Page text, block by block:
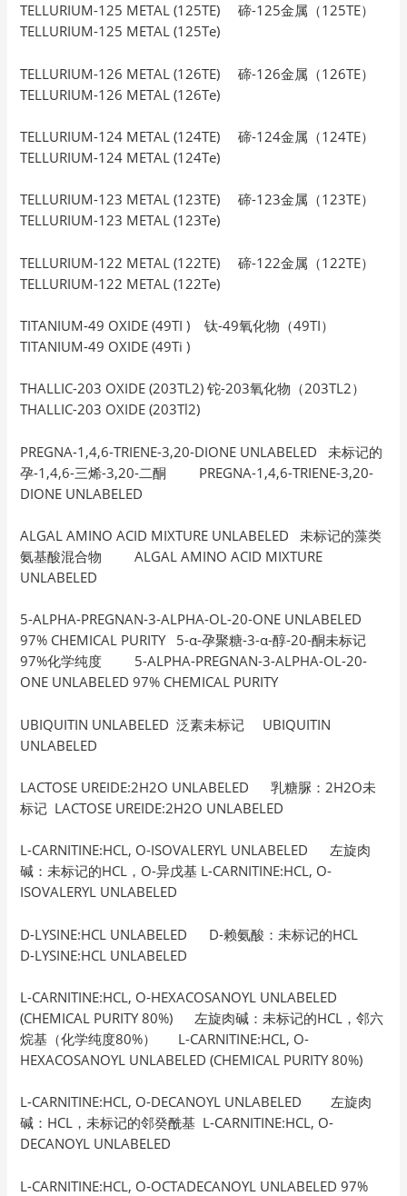
TELLURIUM-125 METAL (125TE) 碲-125金属（125TE）
TELLURIUM-125 METAL (125Te)
TELLURIUM-126 METAL (126TE) 碲-126金属（126TE）
TELLURIUM-126 METAL (126Te)
TELLURIUM-124 METAL (124TE) 碲-124金属（124TE）
TELLURIUM-124 METAL (124Te)
TELLURIUM-123 METAL (123TE) 碲-123金属（123TE）
TELLURIUM-123 METAL (123Te)
TELLURIUM-122 METAL (122TE) 碲-122金属（122TE）
TELLURIUM-122 METAL (122Te)
TITANIUM-49 OXIDE (49TI ) 钛-49氧化物（49TI）
TITANIUM-49 OXIDE (49Ti )
THALLIC-203 OXIDE (203TL2) 铊-203氧化物（203TL2）
THALLIC-203 OXIDE (203Tl2)
PREGNA-1,4,6-TRIENE-3,20-DIONE UNLABELED 未标记的
孕-1,4,6-三烯-3,20-二酮 PREGNA-1,4,6-TRIENE-3,20-
DIONE UNLABELED
ALGAL AMINO ACID MIXTURE UNLABELED 未标记的藻类
氨基酸混合物 ALGAL AMINO ACID MIXTURE
UNLABELED
5-ALPHA-PREGNAN-3-ALPHA-OL-20-ONE UNLABELED
97% CHEMICAL PURITY 5-α-孕聚糖-3-α-醇-20-酮未标记
97%化学纯度 5-ALPHA-PREGNAN-3-ALPHA-OL-20-
ONE UNLABELED 97% CHEMICAL PURITY
UBIQUITIN UNLABELED 泛素未标记 UBIQUITIN
UNLABELED
LACTOSE UREIDE:2H2O UNLABELED 乳糖脲：2H2O未
标记 LACTOSE UREIDE:2H2O UNLABELED
L-CARNITINE:HCL, O-ISOVALERYL UNLABELED 左旋肉
碱：未标记的HCL，O-异戊基 L-CARNITINE:HCL, O-
ISOVALERYL UNLABELED
D-LYSINE:HCL UNLABELED D-赖氨酸：未标记的HCL
D-LYSINE:HCL UNLABELED
L-CARNITINE:HCL, O-HEXACOSANOYL UNLABELED
(CHEMICAL PURITY 80%) 左旋肉碱：未标记的HCL，邻六
烷基（化学纯度80%） L-CARNITINE:HCL, O-
HEXACOSANOYL UNLABELED (CHEMICAL PURITY 80%)
L-CARNITINE:HCL, O-DECANOYL UNLABELED 左旋肉
碱：HCL，未标记的邻癸酰基 L-CARNITINE:HCL, O-
DECANOYL UNLABELED
L-CARNITINE:HCL, O-OCTADECANOYL UNLABELED 97%